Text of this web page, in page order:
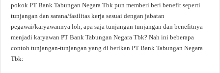
pokok PT Bank Tabungan Negara Tbk pun memberi beri benefit seperti
tunjangan dan sarana/fasilitas kerja sesuai dengan jabatan
pegawai/karyawannya loh, apa saja tunjangan tunjangan dan benefitnya
menjadi karyawan PT Bank Tabungan Negara Tbk? Nah ini beberapa
contoh tunjangan-tunjangan yang di berikan PT Bank Tabungan Negara
Tbk: